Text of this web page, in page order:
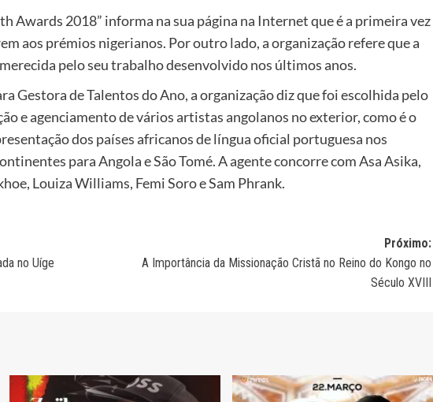
Awards 2018” informa na sua página na Internet que é a primeira vez
aos prémios nigerianos. Por outro lado, a organização refere que a
pelo seu trabalho desenvolvido nos últimos anos.
Gestora de Talentos do Ano, a organização diz que foi escolhida pelo
e agenciamento de vários artistas angolanos no exterior, como é o
dos países africanos de língua oficial portuguesa nos
para Angola e São Tomé. A agente concorre com Asa Asika,
Louiza Williams, Femi Soro e Sam Phrank.
no Uíge
Próximo:
A Importância da Missionação Cristã no Reino do Kongo no
Século XVIII